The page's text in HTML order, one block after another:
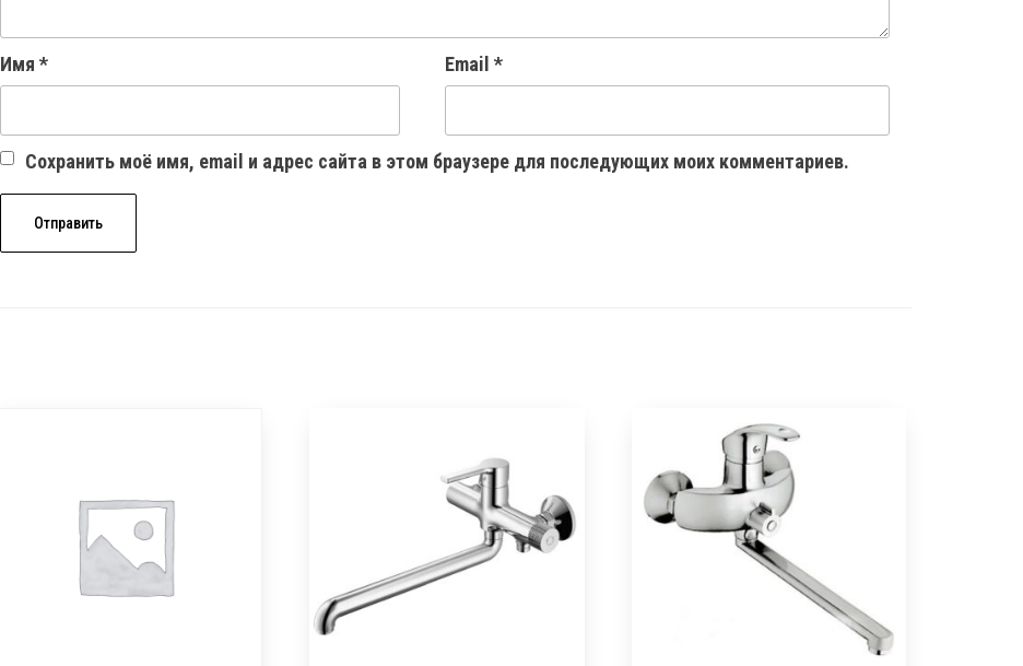
Имя * Email *
Сохранить моё имя, email и адрес сайта в этом браузере для последующих моих комментариев.